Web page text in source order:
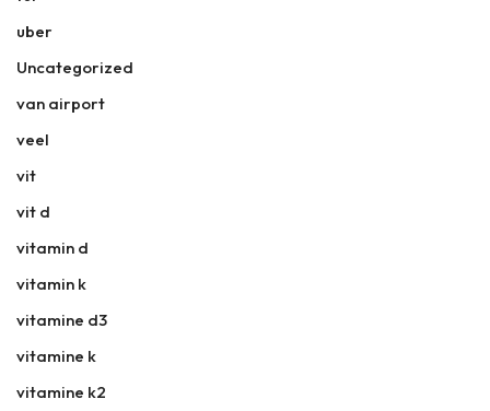
uber
Uncategorized
van airport
veel
vit
vit d
vitamin d
vitamin k
vitamine d3
vitamine k
vitamine k2